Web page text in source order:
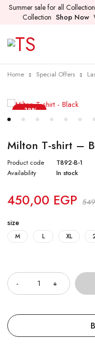
Summer sale for all
Collection Shop Now
Home Special Offers
-18%
Milton T-shirt –
Product code
T892-B-1
Availability
In stock
450,00 EGP
size
M L XL